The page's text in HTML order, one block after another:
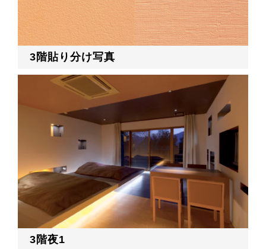
3階貼り分け写真
3階夜1